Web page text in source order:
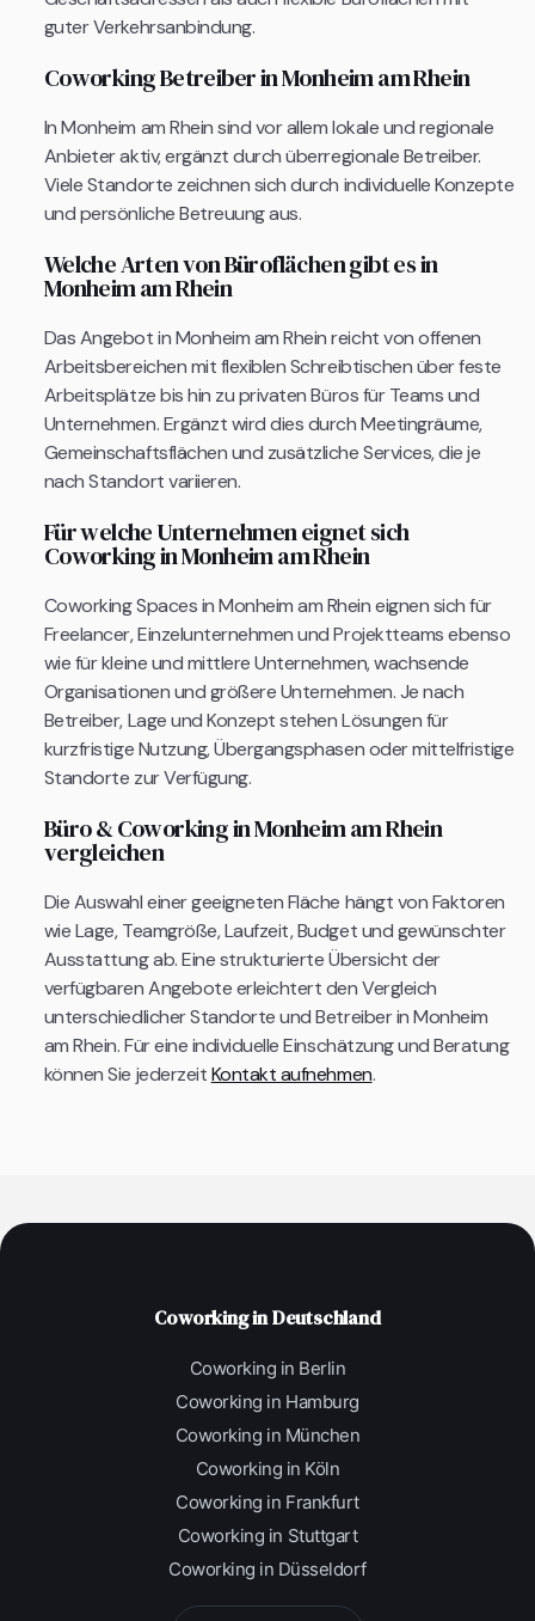
guter Verkehrsanbindung.
Coworking Betreiber in Monheim am Rhein
In Monheim am Rhein sind vor allem lokale und regionale
Anbieter aktiv, ergänzt durch überregionale Betreiber.
Viele Standorte zeichnen sich durch individuelle Konzepte
und persönliche Betreuung aus.
Welche Arten von Büroflächen gibt es in
Monheim am Rhein
Das Angebot in Monheim am Rhein reicht von offenen
Arbeitsbereichen mit flexiblen Schreibtischen über feste
Arbeitsplätze bis hin zu privaten Büros für Teams und
Unternehmen. Ergänzt wird dies durch Meetingräume,
Gemeinschaftsflächen und zusätzliche Services, die je
nach Standort variieren.
Für welche Unternehmen eignet sich
Coworking in Monheim am Rhein
Coworking Spaces in Monheim am Rhein eignen sich für
Freelancer, Einzelunternehmen und Projektteams ebenso
wie für kleine und mittlere Unternehmen, wachsende
Organisationen und größere Unternehmen. Je nach
Betreiber, Lage und Konzept stehen Lösungen für
kurzfristige Nutzung, Übergangsphasen oder mittelfristige
Standorte zur Verfügung.
Büro & Coworking in Monheim am Rhein
vergleichen
Die Auswahl einer geeigneten Fläche hängt von Faktoren
wie Lage, Teamgröße, Laufzeit, Budget und gewünschter
Ausstattung ab. Eine strukturierte Übersicht der
verfügbaren Angebote erleichtert den Vergleich
unterschiedlicher Standorte und Betreiber in Monheim
am Rhein. Für eine individuelle Einschätzung und Beratung
können Sie jederzeitKontakt aufnehmen.
Coworking in Deutschland
Coworking in Berlin
Coworking in Hamburg
Coworking in München
Coworking in Köln
Coworking in Frankfurt
Coworking in Stuttgart
Coworking in Düsseldorf